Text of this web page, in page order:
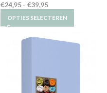
€24,95 - €39,95
OPTIES SELECTEREN